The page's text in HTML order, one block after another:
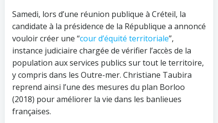
Samedi, lors d’une réunion publique à Créteil, la
candidate à la présidence de la République a annoncé
vouloir créer une “cour d’équité territoriale”,
instance judiciaire chargée de vérifier l’accès de la
population aux services publics sur tout le territoire,
y compris dans les Outre-mer. Christiane Taubira
reprend ainsi l’une des mesures du plan Borloo
(2018) pour améliorer la vie dans les banlieues
françaises.